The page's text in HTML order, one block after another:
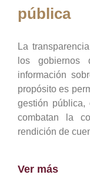
pública
La
los
información
propósito es
gestión pública,
combatan la
rendición de
Ver más